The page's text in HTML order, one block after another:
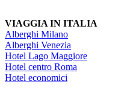
VIAGGIA IN ITALIA
Alberghi Milano
Alberghi Venezia
Hotel Lago Maggiore
Hotel centro Roma
Hotel economici